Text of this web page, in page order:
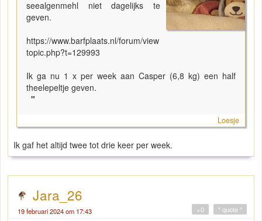
seealgenmehl niet dagelijks te
geven.
https://www.barfplaats.nl/forum/view
topic.php?t=129993
Ik ga nu 1 x per week aan Casper (6,8 kg) een half
theelepeltje geven.
"
Loesje
Ik gaf het altijd twee tot drie keer per week.
Jara_26
19 februari 2024 om 17:43 " quote "
+0